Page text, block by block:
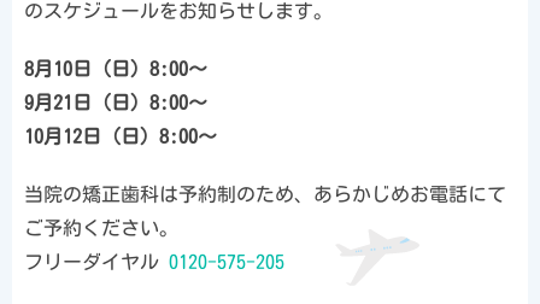
のスケジュールをお知らせします。
8月10日（日）8:00～
9月21日（日）8:00～
10月12日（日）8:00～
当院の矯正歯科は予約制のため、あらかじめお電話にて
ご予約ください。
フリーダイヤル 0120-575-205